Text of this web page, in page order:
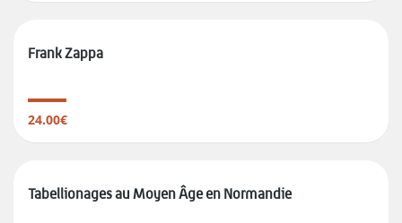
Frank Zappa
24.00€
Tabellionages au Moyen Âge en Normandie